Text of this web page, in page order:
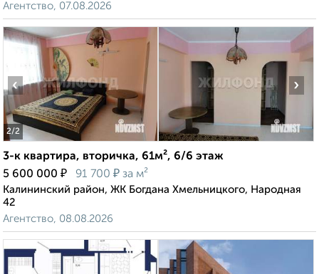
Агентство, 07.08.2026
2/2
‹ ›
3-к квартира, вторичка, 61м², 6/6 этаж
5 600 000 ₽ 91 700 ₽ за м²
Калининский район, ЖК Богдана Хмельницкого, Народная
42
Агентство, 08.08.2026